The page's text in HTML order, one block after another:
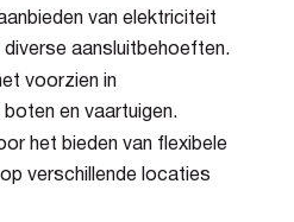
van elektriciteit
aansluitbehoeften.
voorzien in
en vaartuigen.
het bieden van flexibele
verschillende locaties